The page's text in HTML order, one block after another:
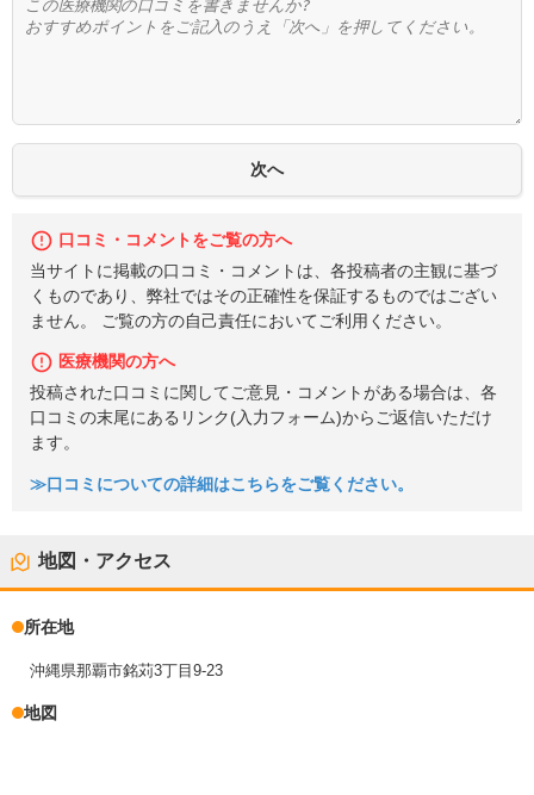
口コミ・コメントをご覧の方へ
当サイトに掲載の口コミ・コメントは、各投稿者の主観に基づ
くものであり、弊社ではその正確性を保証するものではござい
ません。 ご覧の方の自己責任においてご利用ください。
医療機関の方へ
投稿された口コミに関してご意見・コメントがある場合は、各
口コミの末尾にあるリンク(入力フォーム)からご返信いただけ
ます。
≫口コミについての詳細はこちらをご覧ください。
地図・アクセス
所在地
沖縄県那覇市銘苅3丁目9-23
地図